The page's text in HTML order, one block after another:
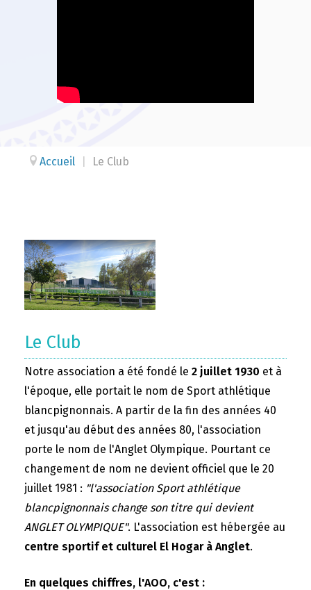
Accueil Le Club
Le Club
Notre association a été fondé le 2 juillet 1930 et à
l'époque, elle portait le nom de Sport athlétique
blancpignonnais. A partir de la fin des années 40
et jusqu'au début des années 80, l'association
porte le nom de l'Anglet Olympique. Pourtant ce
changement de nom ne devient officiel que le 20
juillet 1981 : "l'association Sport athlétique
blancpignonnais change son titre qui devient
ANGLET OLYMPIQUE". L'association est hébergée au
centre sportif et culturel El Hogar à Anglet.
En quelques chiffres, l'AOO, c'est :